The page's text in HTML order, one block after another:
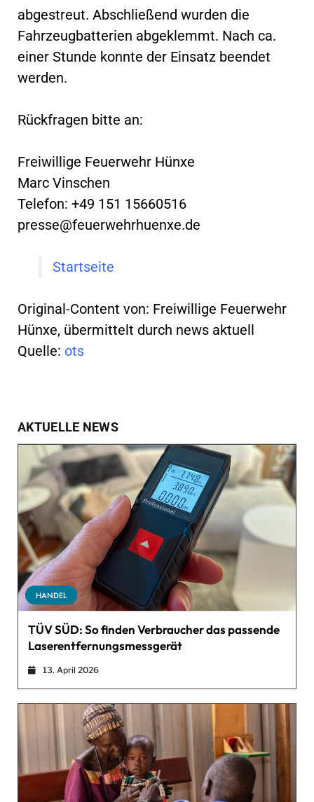
abgestreut. Abschließend wurden die
Fahrzeugbatterien abgeklemmt. Nach ca.
einer Stunde konnte der Einsatz beendet
werden.
Rückfragen bitte an:
Freiwillige Feuerwehr Hünxe
Marc Vinschen
Telefon: +49 151 15660516
presse@feuerwehrhuenxe.de
Startseite
Original-Content von: Freiwillige Feuerwehr
Hünxe, übermittelt durch news aktuell
Quelle: ots
AKTUELLE NEWS
HANDEL
TÜV SÜD: So finden Verbraucher das passende
Laserentfernungsmessgerät
13. April 2026